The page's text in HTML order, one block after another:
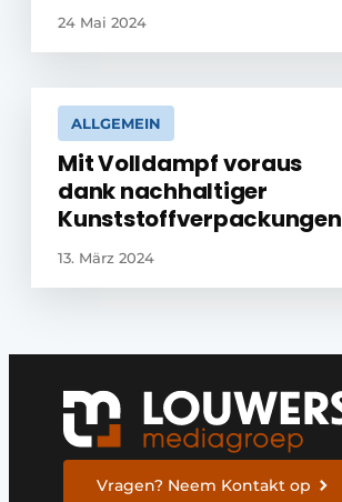
24 Mai 2024
ALLGEMEIN
Mit Volldampf voraus
dank nachhaltiger
Kunststoffverpackungen
13. März 2024
Vragen? Neem Kontakt op